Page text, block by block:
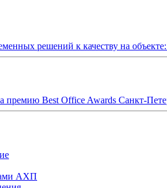
решений к качеству на
премию Best Office Awards Санкт-
АХП